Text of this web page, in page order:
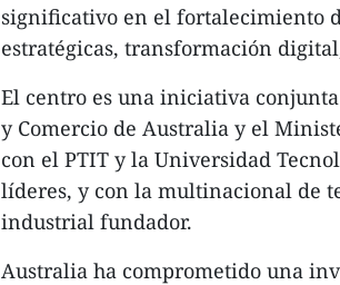
significativo en el fortalecimiento
estratégicas, transformación
El centro es una iniciativa
y Comercio de Australia y el
con el PTIT y la Universidad
líderes, y con la multinacional de
industrial fundador.
Australia ha comprometido una